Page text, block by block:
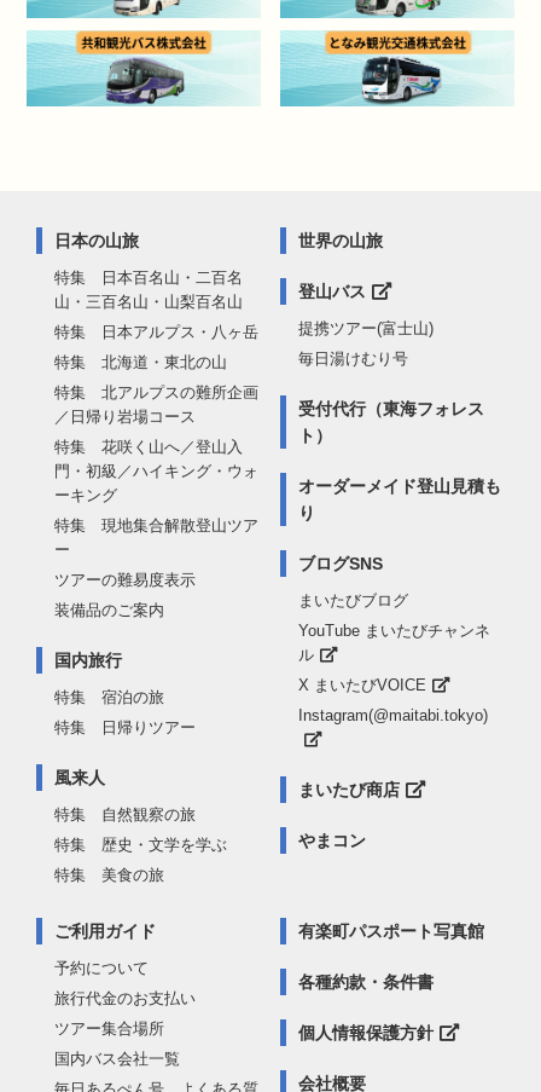
日本の山旅
特集 日本百名山・二百名
山・三百名山・山梨百名山
特集 日本アルプス・八ヶ岳
特集 北海道・東北の山
特集 北アルプスの難所企画
／日帰り岩場コース
特集 花咲く山へ／登山入
門・初級／ハイキング・ウォ
ーキング
特集 現地集合解散登山ツア
ー
ツアーの難易度表示
装備品のご案内
国内旅行
特集 宿泊の旅
特集 日帰りツアー
風来人
特集 自然観察の旅
特集 歴史・文学を学ぶ
特集 美食の旅
世界の山旅
登山バス
提携ツアー(富士山)
毎日湯けむり号
受付代行（東海フォレス
ト）
オーダーメイド登山見積も
り
ブログSNS
まいたびブログ
YouTube まいたびチャンネ
ル
X まいたびVOICE
Instagram(@maitabi.tokyo)
まいたび商店
やまコン
ご利用ガイド
予約について
旅行代金のお支払い
ツアー集合場所
国内バス会社一覧
有楽町パスポート写真館
各種約款・条件書
個人情報保護方針
会社概要